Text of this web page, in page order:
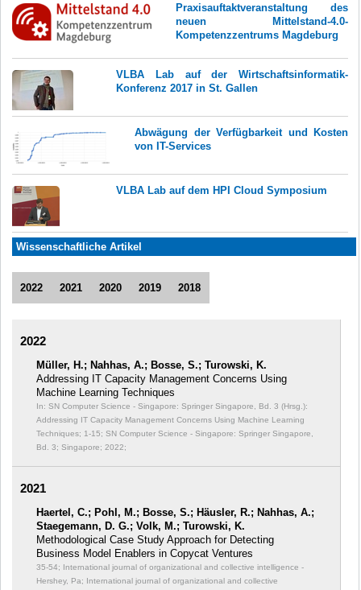
Praxisauftaktveranstaltung des
neuen Mittelstand-4.0-
Kompetenzzentrums Magdeburg
VLBA Lab auf der Wirtschaftsinformatik-
Konferenz 2017 in St. Gallen
Abwägung der Verfügbarkeit und Kosten
von IT-Services
VLBA Lab auf dem HPI Cloud Symposium
Wissenschaftliche Artikel
2022 2021 2020 2019 2018
2022
Müller, H.; Nahhas, A.; Bosse, S.; Turowski, K.
Addressing IT Capacity Management Concerns Using
Machine Learning Techniques
In: SN Computer Science - Singapore: Springer Singapore, Bd. 3 (Hrsg.):
Addressing IT Capacity Management Concerns Using Machine Learning
Techniques; 1-15; SN Computer Science - Singapore: Springer Singapore,
Bd. 3; Singapore; 2022;
2021
Haertel, C.; Pohl, M.; Bosse, S.; Häusler, R.; Nahhas, A.;
Staegemann, D. G.; Volk, M.; Turowski, K.
Methodological Case Study Approach for Detecting
Business Model Enablers in Copycat Ventures
35-54; International journal of organizational and collective intelligence -
Hershey, Pa; International journal of organizational and collective